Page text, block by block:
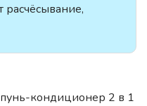
расчёсывание,
кондиционер 2 в 1